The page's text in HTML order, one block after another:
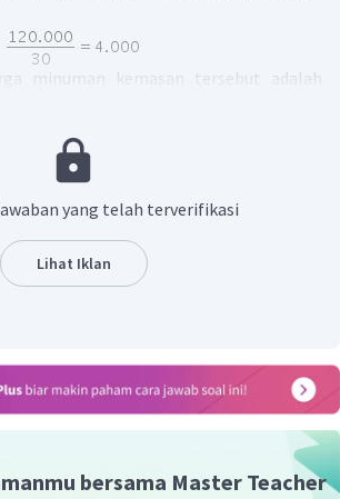
minuman kemasan tersebut adalah
. Rio membayar dengan selembar
maka uang kembaliannya
.
di terima Rio adalah Rp30.000,00.
yang telah terverifikasi
Lihat Iklan
bersama Master Teacher